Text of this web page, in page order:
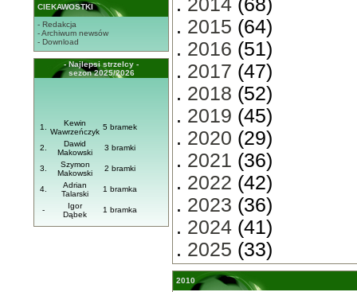
CIEKAWOSTKI
- Redakcja
- Archiwum newsów
- Download
- Najlepsi strzelcy -
sezon 2025/2026
1.
Kewin
Wawrzeńczyk
5 bramek
2.
Dawid
Makowski
3 bramki
3.
Szymon
Makowski
2 bramki
4.
Adrian
Talarski
1 bramka
-
Igor
Dąbek
1 bramka
. 2014 (68)
. 2015 (64)
. 2016 (51)
. 2017 (47)
. 2018 (52)
. 2019 (45)
. 2020 (29)
. 2021 (36)
. 2022 (42)
. 2023 (36)
. 2024 (41)
. 2025 (33)
2010